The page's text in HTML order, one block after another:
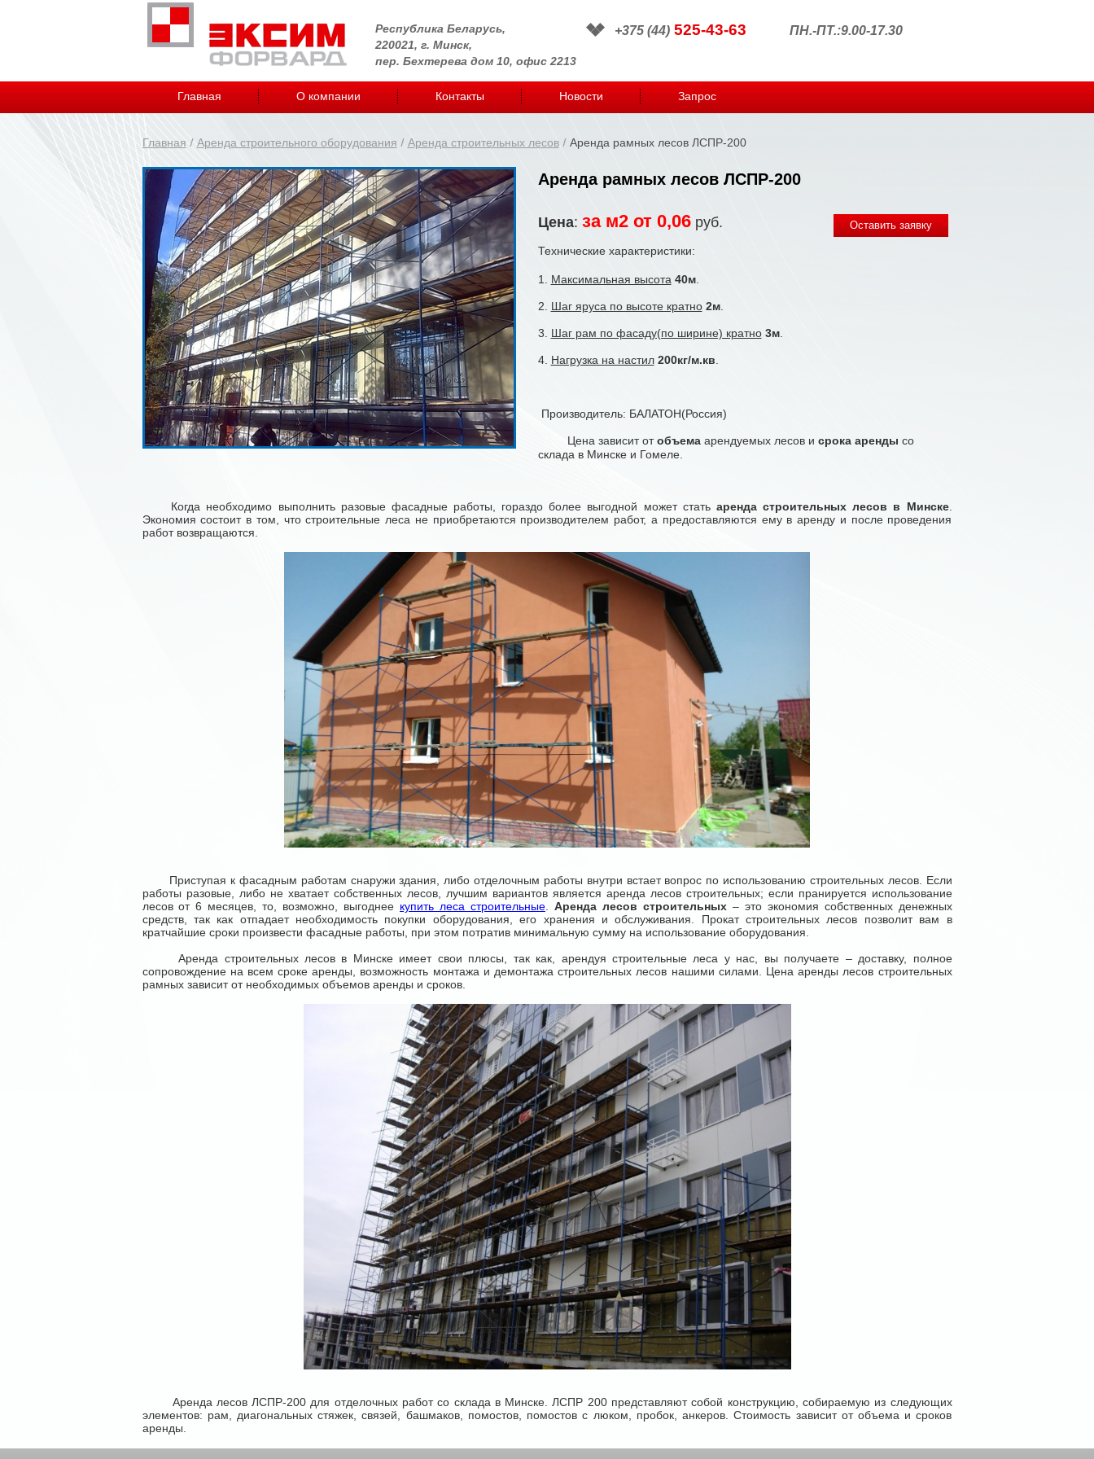
Республика Беларусь,
220021, г. Минск,
пер. Бехтерева дом 10, офис 2213
+375 (44)525-43-63 ПН.-ПТ.:9.00-17.30
Главная О компании Контакты Новости Запрос
Главная Аренда строительного оборудования Аренда строительных лесов Аренда рамных лесов ЛСПР-200
Аренда рамных лесов ЛСПР-200
Цена: за м2 от 0,06руб.
Технические характеристики:
1. Максимальная высота 40м.
2. Шаг яруса по высоте кратно 2м.
3. Шаг рам по фасаду(по ширине) кратно 3м.
4. Нагрузка на настил 200кг/м.кв
Производитель: БАЛАТОН(Россия)
Цена зависит отобъемаарендуемых лесов и срока аренды со
склада в Минске и Гомеле.
Когда необходимо выполнить разовые фасадные работы, гораздо более выгодной может стать аренда строительных лесов в Минске.
Экономия состоит в том, что строительные леса не приобретаются производителем работ, а предоставляются ему в аренду и после проведения
работ возвращаются.
Приступая к фасадным работам снаружи здания, либо отделочным работы внутри встает вопрос по использованию строительных лесов. Если
работы разовые, либо не хватает собственных лесов, лучшим вариантов является аренда лесов строительных; если пранируется использование
лесов от 6 месяцев, то, возможно, выгоднее купить леса строительные. Аренда лесов строительных– это экономия собственных денежных
средств, так как отпадает необходимость покупки оборудования, его хранения и обслуживания. Прокат строительных лесов позволит вам в
кратчайшие сроки произвести фасадные работы, при этом потратив минимальную сумму на использование оборудования.
Аренда строительных лесов в Минске имеет свои плюсы, так как, арендуя строительные леса у нас, вы получаете – доставку, полное
сопровождение на всем сроке аренды, возможность монтажа и демонтажа строительных лесов нашими силами. Цена аренды лесов строительных
рамных зависит от необходимых объемов аренды и сроков.
Аренда лесов ЛСПР-200 для отделочных работ со склада в Минске. ЛСПР 200 представляют собой конструкцию, собираемую из следующих
элементов: рам, диагональных стяжек, связей, башмаков, помостов, помостов с люком, пробок, анкеров. Стоимость зависит от объема и сроков
аренды.